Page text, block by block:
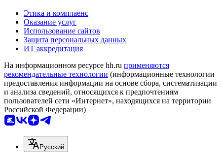
Этика и комплаенс
Оказание услуг
Использование сайтов
Защита персональных данных
ИТ аккредитация
На информационном ресурсе hh.ru применяются
рекомендательные технологии (информационные технологии
предоставления информации на основе сбора, систематизации
и анализа сведений, относящихся к предпочтениям
пользователей сети «Интернет», находящихся на территории
Российской Федерации)
Русский